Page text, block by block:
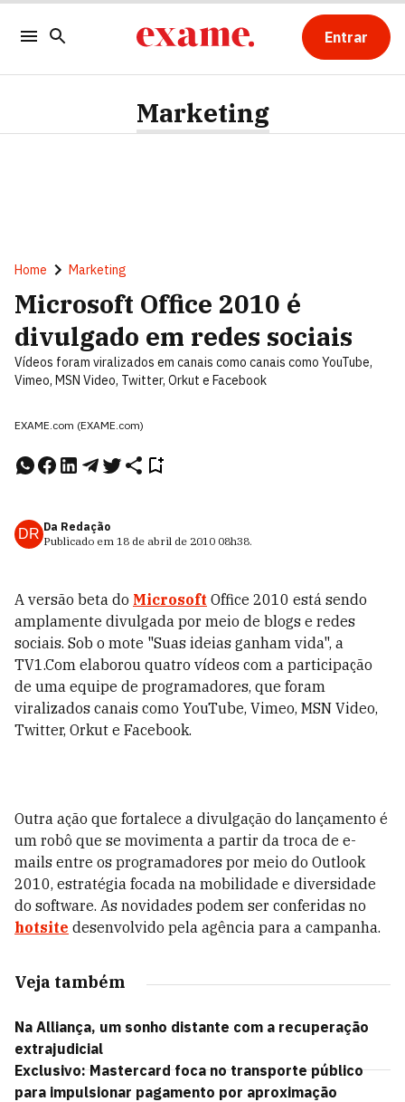
Entrar
Marketing
Home Marketing
Microsoft Office 2010 é
divulgado em redes sociais
Vídeos foram viralizados em canais como canais como YouTube,
Vimeo, MSN Video, Twitter, Orkut e Facebook
EXAME.com (EXAME.com)
DR Da Redação
Publicado em 18 de abril de 2010 08h38.
A versão beta do Microsoft Office 2010 está sendo
amplamente divulgada por meio de blogs e redes
sociais. Sob o mote "Suas ideias ganham vida", a
TV1.Com elaborou quatro vídeos com a participação
de uma equipe de programadores, que foram
viralizados canais como YouTube, Vimeo, MSN Video,
Twitter, Orkut e Facebook.
Outra ação que fortalece a divulgação do lançamento é
um robô que se movimenta a partir da troca de e-
mails entre os programadores por meio do Outlook
2010, estratégia focada na mobilidade e diversidade
do software. As novidades podem ser conferidas no
hotsite desenvolvido pela agência para a campanha.
Veja também
Na Alliança, um sonho distante com a recuperação
extrajudicial
Exclusivo: Mastercard foca no transporte público
para impulsionar pagamento por aproximação